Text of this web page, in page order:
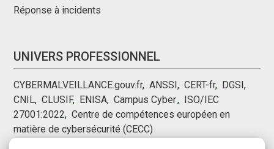
Réponse à incidents
UNIVERS PROFESSIONNEL
CYBERMALVEILLANCE.gouv.fr,ANSSI,CERT-fr, DGSI,
CNIL,CLUSIF, ENISA,Campus Cyber,, ISO/IEC
27001:2022,Centre de compétences européen en
matière de cybersécurité (CECC)